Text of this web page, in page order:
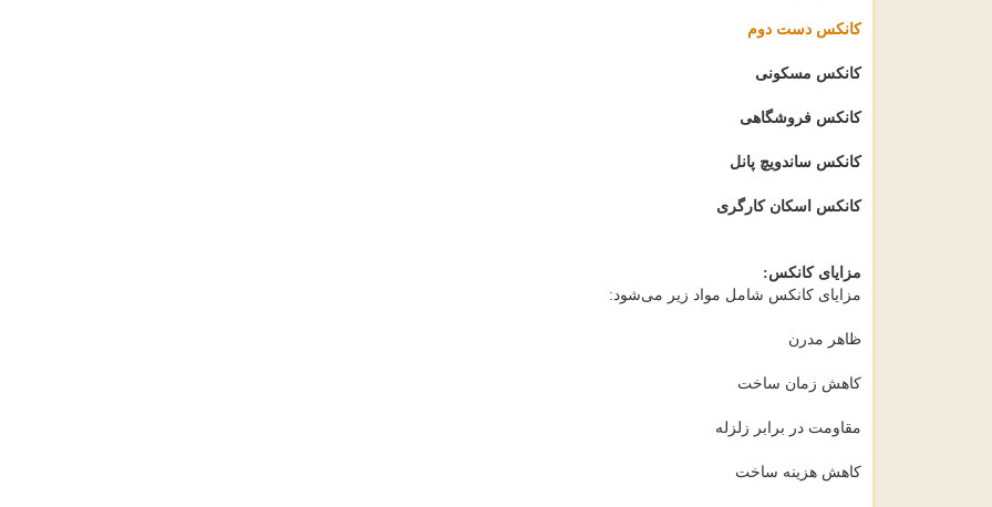
کانکس دست دوم
کانکس مسکونی
کانکس فروشگاهی
کانکس ساندویچ پانل
کانکس اسکان کارگری
مزایای کانکس:
مزایای کانکس شامل مواد زیر می‌شود:
ظاهر مدرن
کاهش زمان ساخت
مقاومت در برابر زلزله
کاهش هزینه ساخت